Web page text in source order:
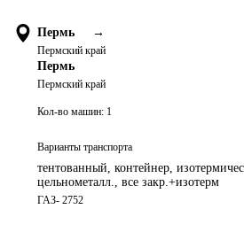
Пермь →
Пермский край
Пермь
Пермский край
Кол-во машин: 1
Варианты транспорта
тентованный, контейнер,
цельнометалл., все закр.+изотерм
ГАЗ- 2752